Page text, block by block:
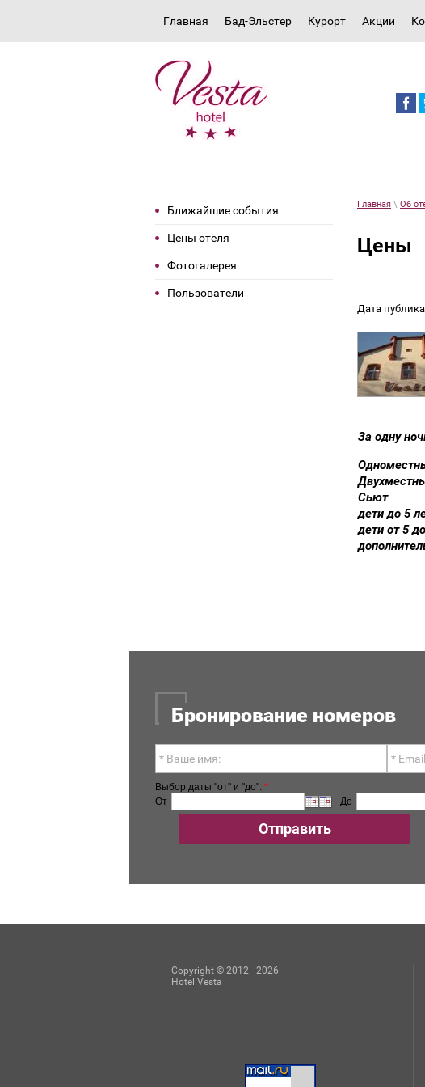
Главная Бад-Эльстер Курорт Акции
Ближайшие события
Цены отеля
Фотогалерея
Пользователи
Главная \ Об
Цены
Дата
За одну
Сьют
дети до 5
дети от 5
Бронирование номеров
Выбор даты "от" и "до": *
От
До
Отправить
Copyright © 2012 - 2026
Hotel Vesta